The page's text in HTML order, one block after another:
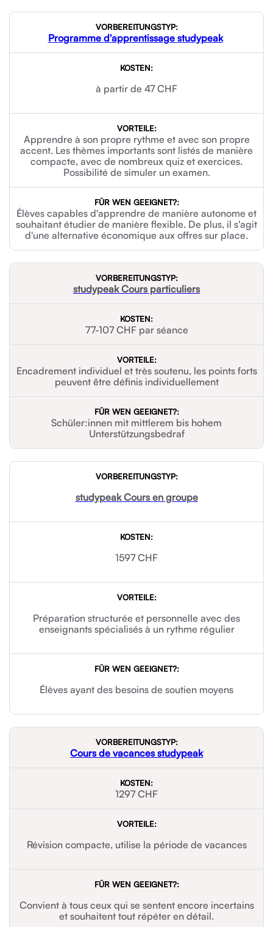
Type de préparation Coûts Avantages
Programme d'apprentissage studypeak
à partir de 47 CHF
Apprendre à son propre rythme et avec son propre
accent. Les thèmes importants sont listés de manière
compacte, avec de nombreux quiz et exercices.
Possibilité de simuler un examen.
Élèves capables d'apprendre de manière autonome et
souhaitant étudier de manière flexible. De plus, il s'agit
d'une alternative économique aux offres sur place.
studypeak Cours particuliers
77-107 CHF par séance
Encadrement individuel et très soutenu, les points forts
peuvent être définis individuellement
Schüler:innen mit mittlerem bis hohem
Unterstützungsbedraf
studypeak Cours en groupe
1597 CHF
Préparation structurée et personnelle avec des
enseignants spécialisés à un rythme régulier
Élèves ayant des besoins de soutien moyens
Cours de vacances studypeak
1297 CHF
Révision compacte, utilise la période de vacances
Convient à tous ceux qui se sentent encore incertains
et souhaitent tout répéter en détail.